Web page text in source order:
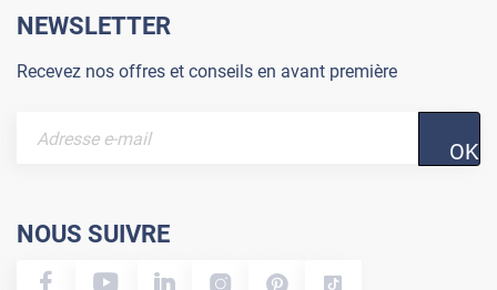
NEWSLETTER
Recevez nos offres et conseils en avant première
OK
NOUS SUIVRE